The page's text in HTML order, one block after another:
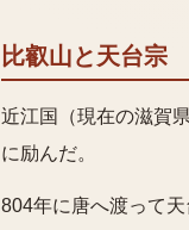
比叡山と天台宗
近江国（現在の滋賀
に励んだ。
804年に唐へ渡って